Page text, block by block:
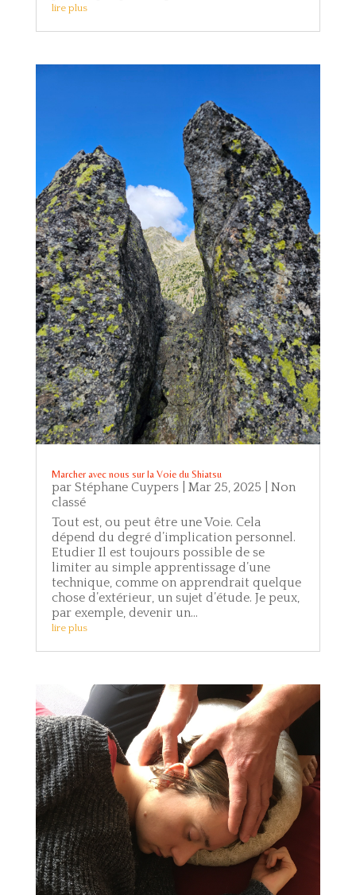
lire plus
Marcher avec nous sur la Voie du Shiatsu
par Stéphane Cuypers| Mar 25, 2025
Non
classé
Tout est, ou peut être une Voie. Cela
dépend du degré d’implication personnel.
Etudier Il est toujours possible de se
limiter au simple apprentissage d’une
technique, comme on apprendrait quelque
chose d’extérieur, un sujet d’étude. Je peux,
par exemple, devenir un...
lire plus